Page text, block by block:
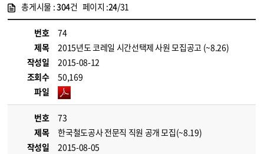
총게시물 :304건 페이지 :24/31
번호
74
제목
2015년도 코레일 시간선택제 사원 모집공고 (~8.26)
작성일
2015-08-12
조회수
50,169
파일
번호
73
제목
한국철도공사 전문직 직원 공개 모집(~8.19)
작성일
2015-08-05